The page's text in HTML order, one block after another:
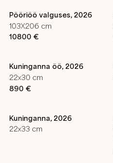
Pööriöö valguses, 2026
103X206 cm
10800 €
Kuninganna öö, 2026
22x30 cm
890 €
Kuninganna, 2026
22x33 cm